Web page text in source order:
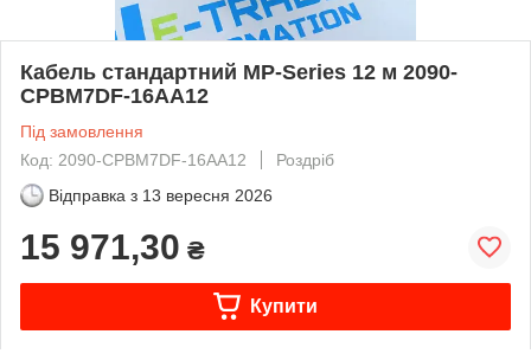
Кабель стандартний MP-Series 12 м 2090-
CPBM7DF-16AA12
Під замовлення
Код: 2090-CPBM7DF-16AA12
Роздріб
Відправка з 13 вересня 2026
15 971,30 ₴
Купити